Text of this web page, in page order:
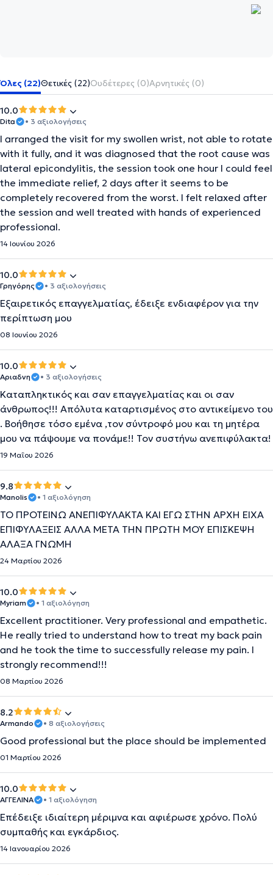
Όλες (22)Θετικές (22)Ουδέτερες (0)Αρνητικές (0)
10.0
Dita • 3 αξιολογήσεις
I arranged the visit for my swollen wrist, not able to rotate
with it fully, and it was diagnosed that the root cause was
lateral epicondylitis, the session took one hour I could feel
the immediate relief, 2 days after it seems to be
completely recovered from the worst. I felt relaxed after
the session and well treated with hands of experienced
professional.
14 Ιουνίου 2026
10.0
Γρηγόρης • 3 αξιολογήσεις
Εξαιρετικός επαγγελματίας, έδειξε ενδιαφέρον για την
περίπτωση μου
08 Ιουνίου 2026
10.0
Αριαδνη • 3 αξιολογήσεις
Καταπληκτικός και σαν επαγγελματίας και οι σαν
άνθρωπος!!! Απόλυτα καταρτισμένος στο αντικείμενο του
. Βοήθησε τόσο εμένα ,τον σύντροφό μου και τη μητέρα
μου να πάψουμε να πονάμε!! Τον συστήνω ανεπιφύλακτα!
19 Μαΐου 2026
9.8
Manolis • 1 αξιολόγηση
ΤΟ ΠΡΟΤΕΙΝΩ ΑΝΕΠΙΦΥΛΑΚΤΑ ΚΑΙ ΕΓΩ ΣΤΗΝ ΑΡΧΗ ΕΙΧΑ
ΕΠΙΦΥΛΑΞΕΙΣ ΑΛΛΑ ΜΕΤΑ ΤΗΝ ΠΡΩΤΗ ΜΟΥ ΕΠΙΣΚΕΨΗ
ΑΛΑΞΑ ΓΝΩΜΗ
24 Μαρτίου 2026
10.0
Myriam • 1 αξιολόγηση
Excellent practitioner. Very professional and empathetic.
He really tried to understand how to treat my back pain
and he took the time to successfully release my pain. I
strongly recommend!!!
08 Μαρτίου 2026
8.2
Armando • 8 αξιολογήσεις
Good professional but the place should be implemented
01 Μαρτίου 2026
10.0
ΑΓΓΕΛΙΝΑ • 1 αξιολόγηση
Επέδειξε ιδιαίτερη μέριμνα και αφιέρωσε χρόνο. Πολύ
συμπαθής και εγκάρδιος.
14 Ιανουαρίου 2026